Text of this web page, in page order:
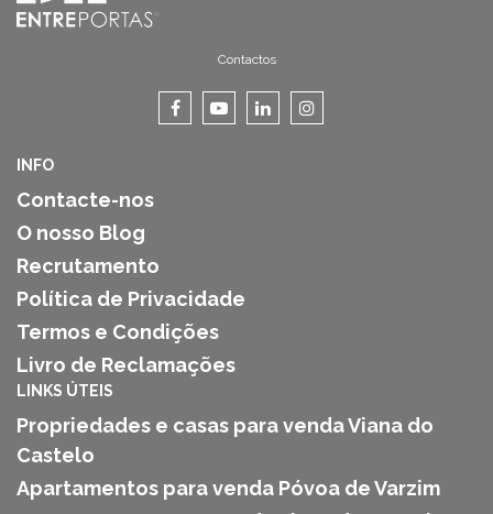
Contactos
INFO
Contacte-nos
O nosso Blog
Recrutamento
Política de Privacidade
Termos e Condições
Livro de Reclamações
LINKS ÚTEIS
Propriedades e casas para venda Viana do
Castelo
Apartamentos para venda Póvoa de Varzim